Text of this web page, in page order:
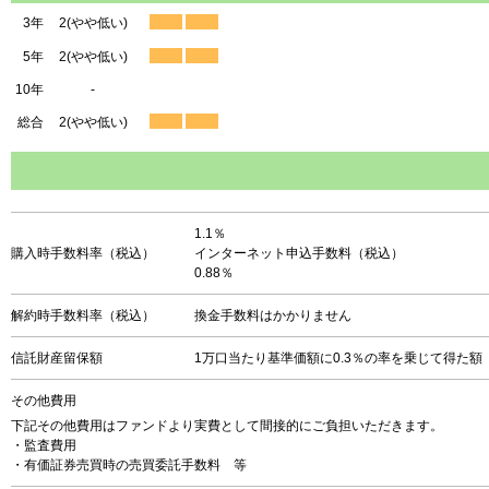
3年
5年
10年
総合
2(やや低い)
2(やや低い)
-
2(やや低い)
購入時手数料率（税込）
1.1％
インターネット申込手数料（税込）
0.88％
解約時手数料率（税込） 換金手数料はかかりません
信託財産留保額 1万口当たり基準価額に0.3％の率を乗じて得た額
その他費用
下記その他費用はファンドより実費として間接的にご負担いただきます。
・監査費用
・有価証券売買時の売買委託手数料 等